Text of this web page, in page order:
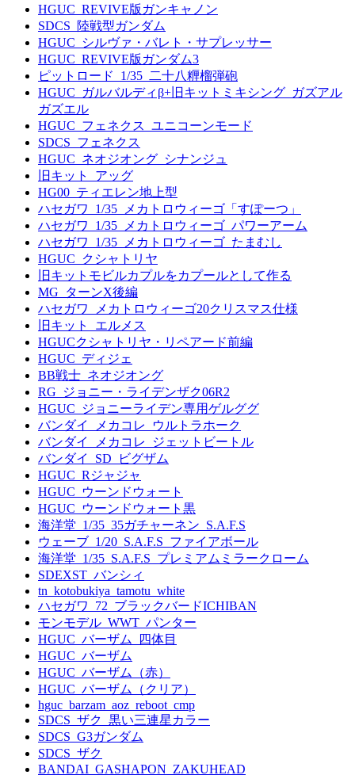
HGUC_REVIVE版ガンキャノン
SDCS_陸戦型ガンダム
HGUC_シルヴァ・バレト・サプレッサー
HGUC_REVIVE版ガンダム3
ピットロード_1/35_二十八糎榴弾砲
HGUC_ガルバルディβ+旧キットミキシング_ガズアル
ガズエル
HGUC_フェネクス_ユニコーンモード
SDCS_フェネクス
HGUC_ネオジオング_シナンジュ
旧キット_アッグ
HG00_ティエレン地上型
ハセガワ_1/35_メカトロウィーゴ「すぽーつ」
ハセガワ_1/35_メカトロウィーゴ_パワーアーム
ハセガワ_1/35_メカトロウィーゴ_たまむし
HGUC_クシャトリヤ
旧キットモビルカプルをカプールとして作る
MG_ターンX後編
ハセガワ_メカトロウィーゴ20クリスマス仕様
旧キット_エルメス
HGUCクシャトリヤ・リペアード前編
HGUC_ディジェ
BB戦士_ネオジオング
RG_ジョニー・ライデンザク06R2
HGUC_ジョニーライデン専用ゲルググ
バンダイ_メカコレ_ウルトラホーク
バンダイ_メカコレ_ジェットビートル
バンダイ_SD_ビグザム
HGUC_Rジャジャ
HGUC_ウーンドウォート
HGUC_ウーンドウォート黒
海洋堂_1/35_35ガチャーネン_S.A.F.S
ウェーブ_1/20_S.A.F.S_ファイアボール
海洋堂_1/35_S.A.F.S_プレミアムミラークローム
SDEXST_バンシィ
tn_kotobukiya_tamotu_white
ハセガワ_72_ブラックバードICHIBAN
モンモデル_WWT_パンター
HGUC_バーザム_四体目
HGUC_バーザム
HGUC_バーザム（赤）
HGUC_バーザム（クリア）
hguc_barzam_aoz_reboot_cmp
SDCS_ザク_黒い三連星カラー
SDCS_G3ガンダム
SDCS_ザク
BANDAI_GASHAPON_ZAKUHEAD